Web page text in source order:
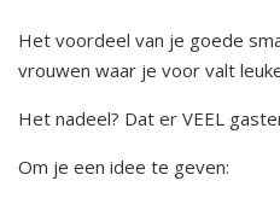
Het voordeel van je goede
vrouwen waar je voor valt
Het nadeel? Dat er VEEL
Om je een idee te geven: